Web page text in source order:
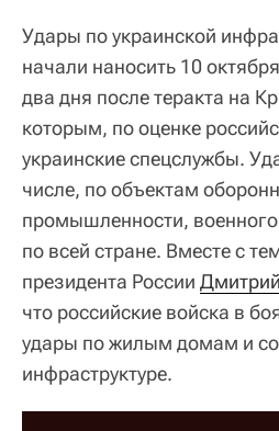
Удары по украинской
начали наносить 10
два дня после теракта на
которым, по оценке
украинские спецслужбы.
числе, по объектам
промышленности,
по всей стране. Вместе с
президента России
что российские войска в
удары по жилым домам и
инфраструктуре.